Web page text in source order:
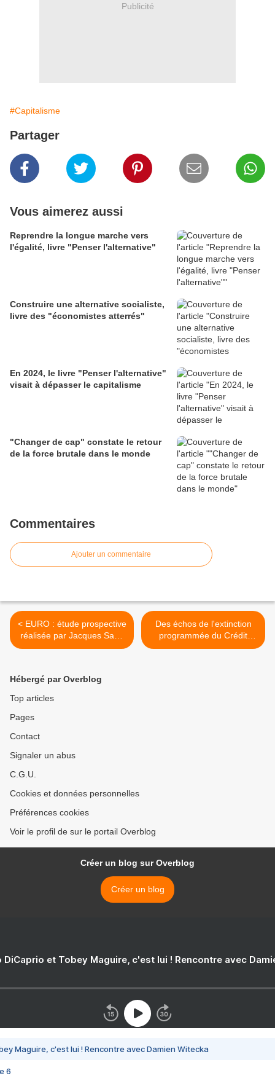
Publicité
#Capitalisme
Partager
Vous aimerez aussi
Reprendre la longue marche vers
l'égalité, livre "Penser l'alternative"
Construire une alternative socialiste,
livre des "économistes atterrés"
En 2024, le livre "Penser l'alternative"
visait à dépasser le capitalisme
"Changer de cap" constate le retour
de la force brutale dans le monde
Commentaires
Ajouter un commentaire
< EURO : étude prospective
réalisée par Jacques Sapir
et Philippe Murer
Des échos de l'extinction
programmée du Crédit
Immobilier de France >
Hébergé par Overblog
Top articles
Pages
Contact
Signaler un abus
C.G.U.
Cookies et données personnelles
Préférences cookies
Voir le profil de sur le portail Overblog
Créer un blog sur Overblog
Créer un blog
DiCaprio et Tobey Maguire, c'est lui ! Rencontre avec
Maguire, c'est lui ! Rencontre avec Damien Witecka
6